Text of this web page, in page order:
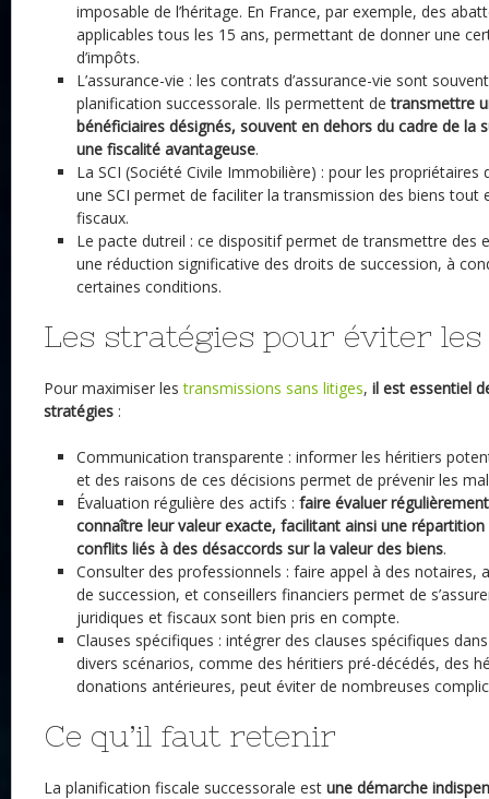
imposable de l’héritage. En France, par exemple, des
applicables tous les 15 ans, permettant de donner une
d’impôts.
L’assurance-vie : les contrats d’assurance-vie sont
planification successorale. Ils permettent detransmettre
bénéficiaires désignés, souvent en dehors du cadre de la
une fiscalité avantageuse.
La SCI (Société Civile Immobilière) : pour les
une SCI permet de faciliter la transmission des biens tout
fiscaux.
Le pacte dutreil : ce dispositif permet de transmettre des
une réduction significative des droits de succession, à
certaines conditions.
Les stratégies pour éviter
Pour maximiser lestransmissions sans litiges, il est essentiel
stratégies :
Communication transparente : informer les héritiers
et des raisons de ces décisions permet de prévenir les
Évaluation régulière des actifs : faire évaluer
connaître leur valeur exacte, facilitant ainsi une
conflits liés à des désaccords sur la valeur des biens.
Consulter des professionnels : faire appel à des notaires,
de succession, et conseillers financiers permet de
juridiques et fiscaux sont bien pris en compte.
Clauses spécifiques : intégrer des clauses spécifiques
divers scénarios, comme des héritiers pré-décédés, des
donations antérieures, peut éviter de nombreuses
Ce qu’il faut retenir
La planification fiscale successorale est une démarche